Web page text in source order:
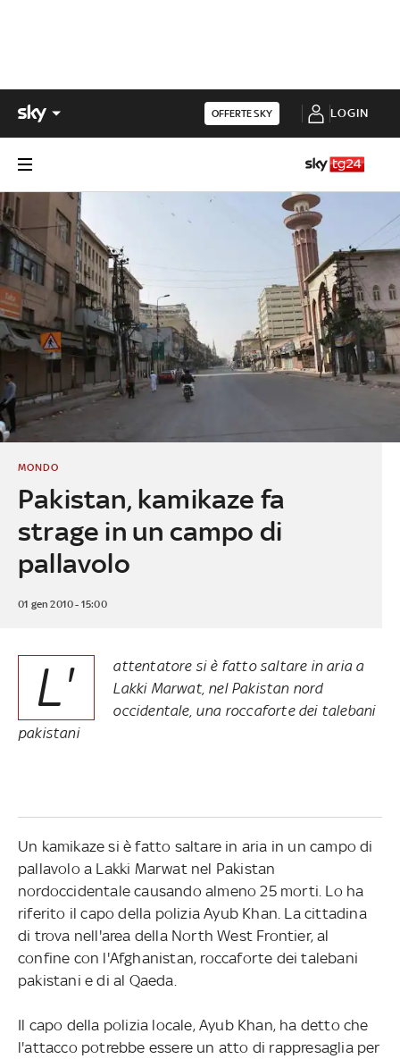
OFFERTE SKY LOGIN
Pakistan, kamikaze fa
strage in un campo di
pallavolo
MONDO
01 gen 2010 - 15:00
L'
attentatore si è fatto saltare in aria a
Lakki Marwat, nel Pakistan nord
occidentale, una roccaforte dei talebani
pakistani
Un kamikaze si è fatto saltare in aria in un campo di
pallavolo a Lakki Marwat nel Pakistan
nordoccidentale causando almeno 25 morti. Lo ha
riferito il capo della polizia Ayub Khan. La cittadina
di trova nell'area della North West Frontier, al
confine con l'Afghanistan, roccaforte dei talebani
pakistani e di al Qaeda.
Il capo della polizia locale, Ayub Khan, ha detto che
l'attacco potrebbe essere un atto di rappresaglia per